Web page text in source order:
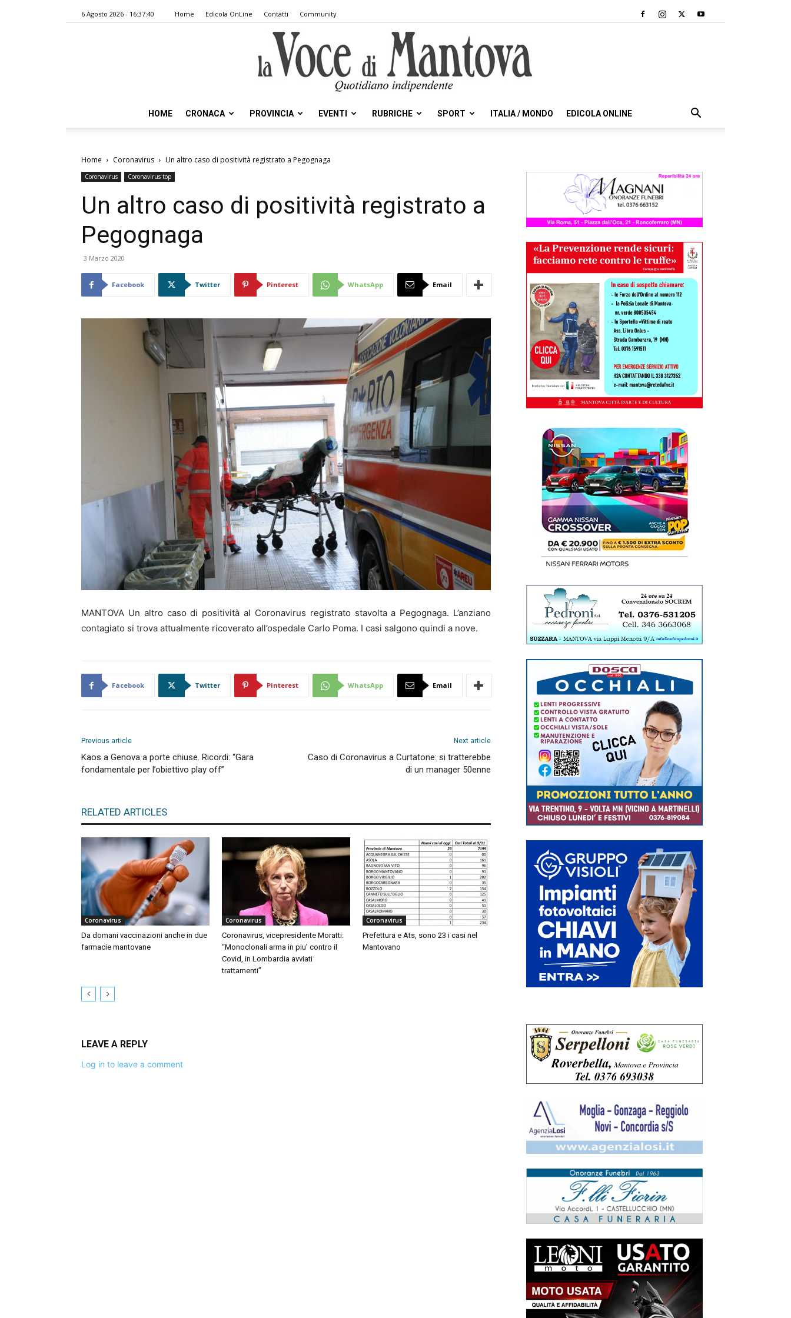
6 Agosto 2026 - 16:37:40 Home Edicola OnLine Contatti Community
Voce
Mantova
HOME CRONACA PROVINCIA EVENTI RUBRICHE SPORT ITALIA / MONDO EDICOLA ONLINE
Home Coronavirus Un altro caso di positività registrato a Pegognaga
Coronavirus Coronavirus top
Un altro caso di positività registrato a
Pegognaga
3 Marzo 2020
Facebook Twitter Pinterest WhatsApp Email
MANTOVA Un altro caso di positività al Coronavirus registrato stavolta a Pegognaga. L’anziano
contagiato si trova attualmente ricoverato all’ospedale Carlo Poma. I casi salgono quindi a nove.
Facebook Twitter Pinterest WhatsApp Email
Previous article
Kaos a Genova a porte chiuse. Ricordi: “Gara
fondamentale per l’obiettivo play off”
Next article
Caso di Coronavirus a Curtatone: si tratterebbe
di un manager 50enne
RELATED ARTICLES
Coronavirus
Da domani vaccinazioni anche in due
farmacie mantovane
Coronavirus
Coronavirus, vicepresidente Moratti:
“Monoclonali arma in piu’ contro il
Covid, in Lombardia avviati
trattamenti”
Coronavirus
Prefettura e Ats, sono 23 i casi nel
Mantovano
LEAVE A REPLY
Log in to leave a comment